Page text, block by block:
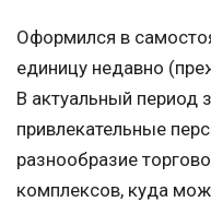
Оформился в
единицу недавно
В актуальный период
привлекательные
разнообразие
комплексов, куда